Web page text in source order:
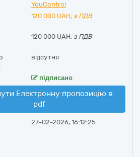
YouControl
120 000 UAH, з ПДВ
120 000 UAH, з ПДВ
відсутня
підписано
Електронну пропозицію в
pdf
27-02-2026, 16:12:25